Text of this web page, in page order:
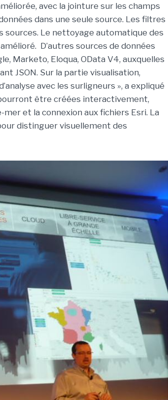
avec la jointure sur les champs
dans une seule source. Les filtres
sources. Le nettoyage automatique des
D’autres sources de données
Marketo, Eloqua, OData V4, auxquelles
JSON. Sur la partie visualisation,
avec les surligneurs », a expliqué
être créées interactivement,
et la connexion aux fichiers Esri. La
distinguer visuellement des